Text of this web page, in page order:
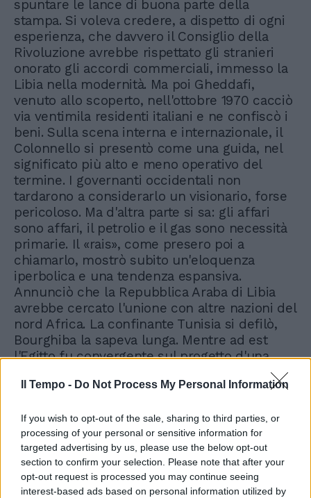
Il Tempo - Do Not Process My Personal Information
If you wish to opt-out of the sale, sharing to third parties, or
processing of your personal or sensitive information for
targeted advertising by us, please use the below opt-out
section to confirm your selection. Please note that after your
opt-out request is processed you may continue seeing
interest-based ads based on personal information utilized by